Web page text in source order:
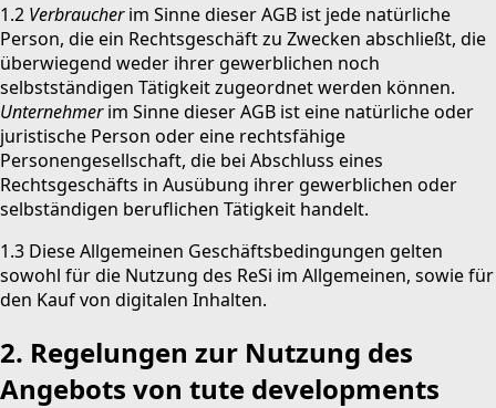
1.2 Verbraucherim Sinne dieser AGB ist jede natürliche
Person, die ein Rechtsgeschäft zu Zwecken abschließt, die
überwiegend weder ihrer gewerblichen noch
selbstständigen Tätigkeit zugeordnet werden können.
Unternehmerim Sinne dieser AGB ist eine natürliche oder
juristische Person oder eine rechtsfähige
Personengesellschaft, die bei Abschluss eines
Rechtsgeschäfts in Ausübung ihrer gewerblichen oder
selbständigen beruflichen Tätigkeit handelt.
1.3 Diese Allgemeinen Geschäftsbedingungen gelten
sowohl für die Nutzung des ReSi im Allgemeinen, sowie für
den Kauf von digitalen Inhalten.
2. Regelungen zur Nutzung des
Angebots von tute developments